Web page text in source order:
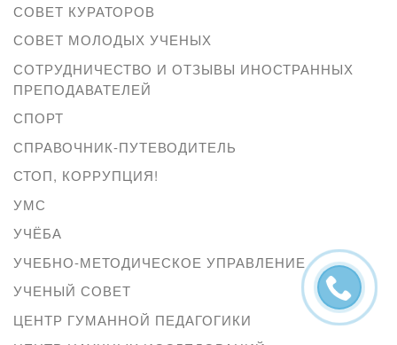
СОВЕТ КУРАТОРОВ
СОВЕТ МОЛОДЫХ УЧЕНЫХ
СОТРУДНИЧЕСТВО И ОТЗЫВЫ ИНОСТРАННЫХ
ПРЕПОДАВАТЕЛЕЙ
СПОРТ
СПРАВОЧНИК-ПУТЕВОДИТЕЛЬ
СТОП, КОРРУПЦИЯ!
УМС
УЧЁБА
УЧЕБНО-МЕТОДИЧЕСКОЕ УПРАВЛЕНИЕ
УЧЕНЫЙ СОВЕТ
ЦЕНТР ГУМАННОЙ ПЕДАГОГИКИ